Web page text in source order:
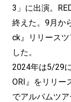
3」に出演。
終えた。9月か
ck』リリース
した。
2024年は5/29
ORI』をリリー
でアルバムツア